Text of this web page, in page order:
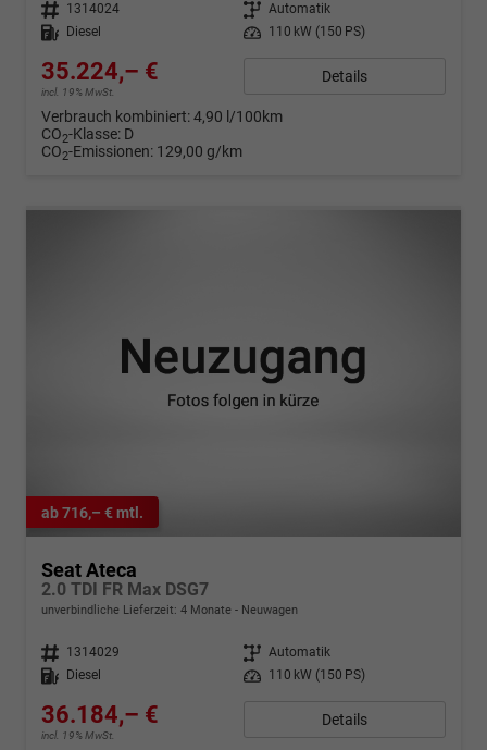
Fahrzeugnr. 1314024 Getriebe Automatik
Kraftstoff
Diesel Leistung 110 kW (150 PS)
35.224,– €
incl. 19% MwSt.
Details
Verbrauch kombiniert:4,90 l/100km
CO2-Klasse: D
CO2-Emissionen: 129,00 g/km
ab 716,– € mtl.
Seat Ateca
2.0 TDI FR Max DSG7
unverbindliche Lieferzeit: 4 Monate Neuwagen
Fahrzeugnr. 1314029 Getriebe Automatik
Kraftstoff
Diesel Leistung 110 kW (150 PS)
36.184,– €
incl. 19% MwSt.
Details